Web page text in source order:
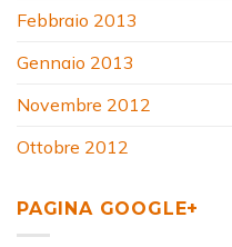
Febbraio 2013
Gennaio 2013
Novembre 2012
Ottobre 2012
PAGINA GOOGLE+